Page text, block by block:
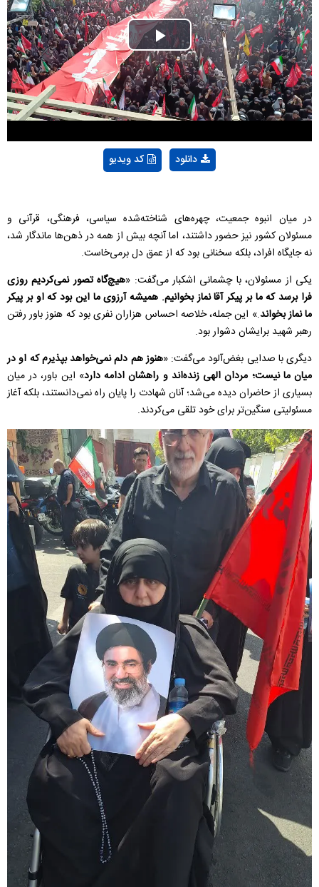
Play
Video
کد ویدیو دانلود
در میان انبوه جمعیت، چهره‌های شناخته‌شده سیاسی، فرهنگی، قرآنی و
مسئولان کشور نیز حضور داشتند، اما آنچه بیش از همه در ذهن‌ها ماندگار شد،
نه جایگاه افراد، بلکه سخنانی بود که از عمق دل برمی‌خاست.
یکی از مسئولان، با چشمانی اشکبار می‌گفت: «هیچ‌گاه تصور نمی‌کردیم روزی
فرا برسد که ما بر پیکر آقا نماز بخوانیم. همیشه آرزوی ما این بود که او بر پیکر
ما نماز بخواند.» این جمله، خلاصه احساس هزاران نفری بود که هنوز باور رفتن
رهبر شهید برایشان دشوار بود.
دیگری با صدایی بغض‌آلود می‌گفت: «هنوز هم دلم نمی‌خواهد بپذیرم که او در
میان ما نیست؛ مردان الهی زنده‌اند و راهشان ادامه دارد» این باور، در میان
بسیاری از حاضران دیده می‌شد؛ آنان شهادت را پایان راه نمی‌دانستند، بلکه آغاز
مسئولیتی سنگین‌تر برای خود تلقی می‌کردند.